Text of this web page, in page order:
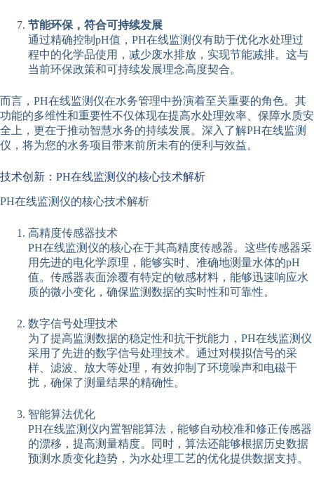
节能环保，符合可持续发展
通过精确控制pH值，PH在线监测仪有助于优化水处理过
程中的化学品使用，减少废水排放，实现节能减排。这与
当前环保政策和可持续发展理念高度契合。
而言，PH在线监测仪在水务管理中扮演着至关重要的角色。其
功能的多维性和重要性不仅体现在提高水处理效率、保障水质安
全上，更在于推动智慧水务的持续发展。深入了解PH在线监测
仪，将为您的水务项目带来前所未有的便利与效益。
技术创新：PH在线监测仪的核心技术解析
PH在线监测仪的核心技术解析
高精度传感器技术
PH在线监测仪的核心在于其高精度传感器。这些传感器采
用先进的电化学原理，能够实时、准确地测量水体的pH
值。传感器表面涂覆有特定的敏感材料，能够迅速响应水
质的微小变化，确保监测数据的实时性和可靠性。
数字信号处理技术
为了提高监测数据的稳定性和抗干扰能力，PH在线监测仪
采用了先进的数字信号处理技术。通过对模拟信号的采
样、滤波、放大等处理，有效抑制了环境噪声和电磁干
扰，确保了测量结果的精确性。
智能算法优化
PH在线监测仪内置智能算法，能够自动校准和修正传感器
的漂移，提高测量精度。同时，算法还能够根据历史数据
预测水质变化趋势，为水处理工艺的优化提供数据支持。